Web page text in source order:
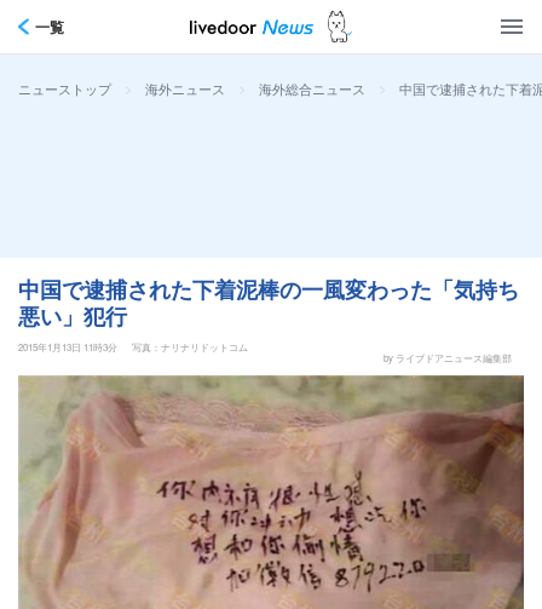
一覧
ニューストップ > 海外ニュース > 海外総合ニュース > 中国で逮捕された下着
中国で逮捕された下着泥棒の一風変わった「気持ち
悪い」犯行
2015年1月13日 11時3分
写真：ナリナリドットコム
by ライブドアニュース編集部